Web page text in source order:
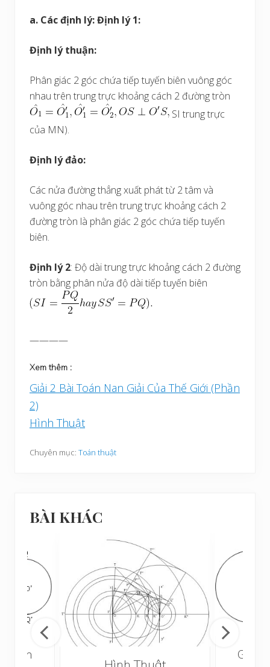
a. Các định lý: Định lý 1:
Định lý thuận:
Phân giác 2 góc chứa tiếp tuyến biên vuông góc
nhau trên trung trực khoảng cách 2 đường tròn
SI trung trực
của MN).
Định lý đảo:
Các nửa đường thẳng xuất phát từ 2 tâm và
vuông góc nhau trên trung trực khoảng cách 2
đường tròn là phân giác 2 góc chứa tiếp tuyến
biên.
Định lý 2: Độ dài trung trực khoảng cách 2 đường
tròn bằng phân nửa độ dài tiếp tuyến biên
————
Xem thêm :
Giải 2 Bài Toán Nan Giải Của Thế Giới (Phần
2)
Hình Thuật
Chuyên mục: Toán thuật
BÀI KHÁC
Nan
Giải